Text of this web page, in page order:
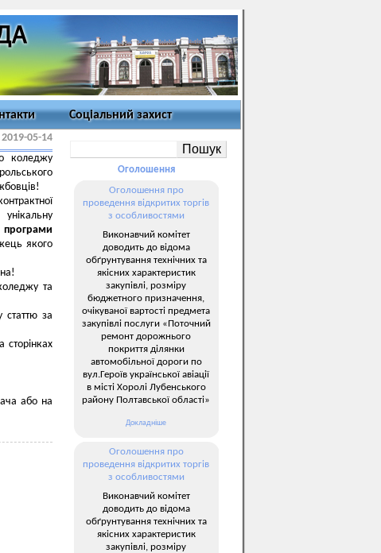
Соціальний захист
2019-05-14
коледжу
якого
та
статтю за
або на
Оголошення
Оголошення про
проведення відкритих торгів
з особливостями
Виконавчий комітет
доводить до відома
обґрунтування технічних та
якісних характеристик
закупівлі, розміру
бюджетного призначення,
очікуваної вартості предмета
закупівлі послуги «Поточний
ремонт дорожнього
покриття ділянки
автомобільної дороги по
вул.Героїв української авіації
в місті Хоролі Лубенського
району Полтавської області»
Докладніше
Оголошення про
проведення відкритих торгів
з особливостями
Виконавчий комітет
доводить до відома
обґрунтування технічних та
якісних характеристик
закупівлі, розміру